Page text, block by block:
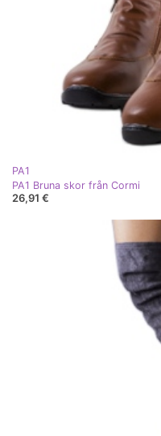
PA1
PA1 Bruna skor från Cormi
26,91 €